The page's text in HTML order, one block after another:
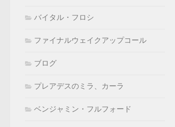
バイタル・フロシ
ファイナルウェイクアップコール
ブログ
プレアデスのミラ、カーラ
ベンジャミン・フルフォード